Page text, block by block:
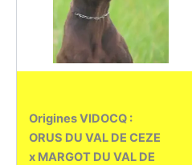
Origines VIDOCQ :
ORUS DU VAL DE CEZE
x MARGOT DU VAL DE